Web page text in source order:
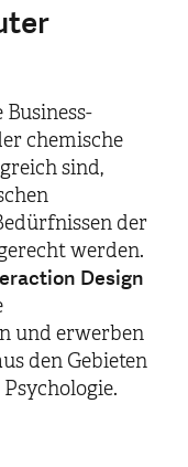
chemische
sind,
der
werden.
Design
und erwerben
den Gebieten